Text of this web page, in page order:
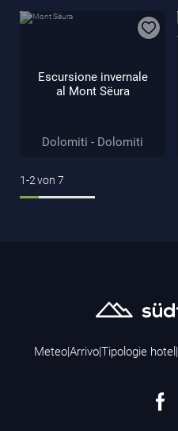
Escursione invernale
al Mont Sëura
Dolomiti - Dolomiti
1-2von 7
Meteo|Arrivo|Tipologie hotel |